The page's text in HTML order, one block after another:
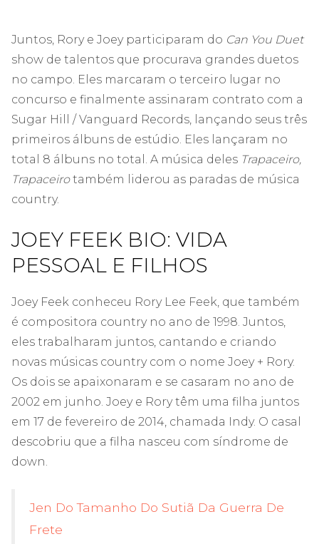
Juntos, Rory e Joey participaram do Can You Duet
show de talentos que procurava grandes duetos
no campo. Eles marcaram o terceiro lugar no
concurso e finalmente assinaram contrato com a
Sugar Hill / Vanguard Records, lançando seus três
primeiros álbuns de estúdio. Eles lançaram no
total 8 álbuns no total. A música deles Trapaceiro,
Trapaceirotambém liderou as paradas de música
country.
JOEY FEEK BIO: VIDA
PESSOAL E FILHOS
Joey Feek conheceu Rory Lee Feek, que também
é compositora country no ano de 1998. Juntos,
eles trabalharam juntos, cantando e criando
novas músicas country com o nome Joey + Rory.
Os dois se apaixonaram e se casaram no ano de
2002 em junho. Joey e Rory têm uma filha juntos
em 17 de fevereiro de 2014, chamada Indy. O casal
descobriu que a filha nasceu com síndrome de
down.
Jen Do Tamanho Do Sutiã Da Guerra De
Frete